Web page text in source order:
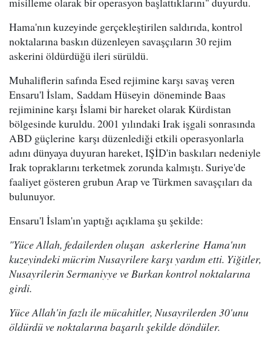
Hama'nın kuzeyinde gerçekleştirilen saldırıda, kontrol
noktalarına baskın düzenleyen savaşçıların 30 rejim
askerini öldürdüğü ileri sürüldü.
Muhaliflerin safında Esed rejimine karşı savaş veren
Ensaru'l İslam, Saddam Hüseyin döneminde Baas
rejiminine karşı İslami bir hareket olarak Kürdistan
bölgesinde kuruldu. 2001 yılındaki Irak işgali sonrasında
ABD güçlerine karşı düzenlediği etkili operasyonlarla
adını dünyaya duyuran hareket, IŞİD'in baskıları nedeniyle
Irak topraklarını terketmek zorunda kalmıştı. Suriye'de
faaliyet gösteren grubun Arap ve Türkmen savaşçıları da
bulunuyor.
Ensaru'l İslam'ın yaptığı açıklama şu şekilde:
"Yüce Allah, fedailerden oluşan askerlerine Hama'nın
kuzeyindeki mücrim Nusayrilere karşı yardım etti. Yiğitler,
Nusayrilerin Sermaniyye ve Burkan kontrol noktalarına
girdi.
Yüce Allah'in fazlı ile mücahitler, Nusayrilerden 30'unu
öldürdü ve noktalarına başarılı şekilde döndüler.